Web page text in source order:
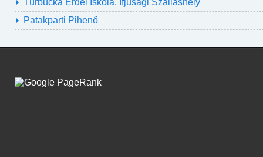
Túrbucka Erdei Iskola, Ifjúsági Szálláshely
Patakparti Pihenő